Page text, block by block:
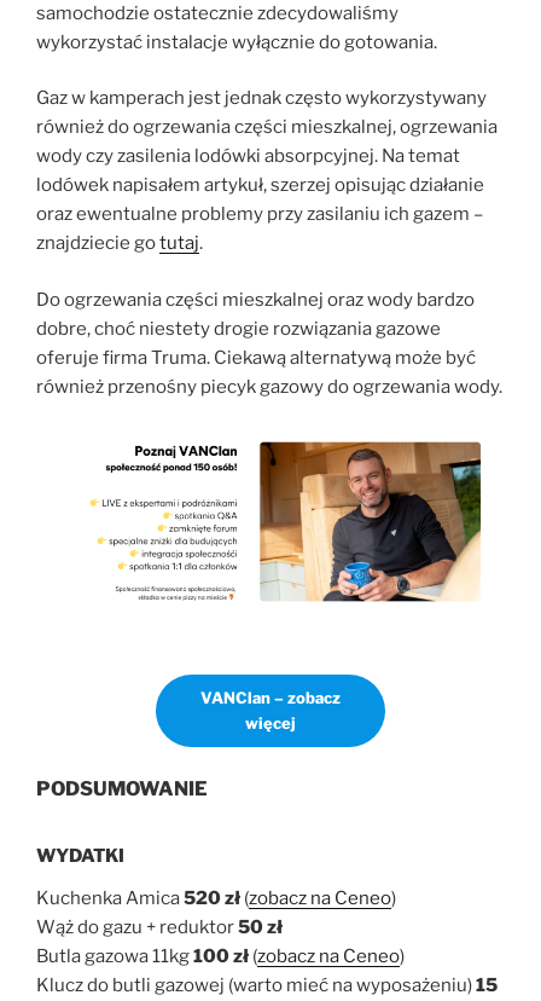
samochodzie ostatecznie zdecydowaliśmy
wykorzystać instalacje wyłącznie do gotowania.
Gaz w kamperach jest jednak często wykorzystywany
również do ogrzewania części mieszkalnej, ogrzewania
wody czy zasilenia lodówki absorpcyjnej. Na temat
lodówek napisałem artykuł, szerzej opisując działanie
oraz ewentualne problemy przy zasilaniu ich gazem –
znajdziecie gotutaj.
Do ogrzewania części mieszkalnej oraz wody bardzo
dobre, choć niestety drogie rozwiązania gazowe
oferuje firma Truma. Ciekawą alternatywą może być
również przenośny piecyk gazowy do ogrzewania wody.
VANClan – zobacz
więcej
PODSUMOWANIE
WYDATKI
Kuchenka Amica520 zł (zobacz na Ceneo)
Wąż do gazu + reduktor50 zł
Butla gazowa 11kg100 zł (zobacz na Ceneo)
Klucz do butli gazowej (warto mieć na wyposażeniu)15